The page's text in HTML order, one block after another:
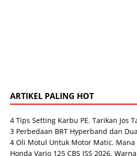
ARTIKEL PALING HOT
4 Tips Setting Karbu PE. Tarikan Jos
3 Perbedaan BRT Hyperband dan
4 Oli Motul Untuk Motor Matic. Mana
Honda Vario 125 CBS ISS 2026.